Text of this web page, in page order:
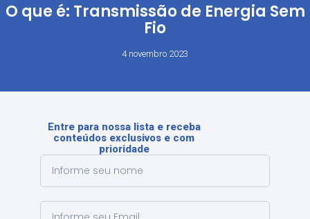
O que é: Transmissão de Energia Sem
Fio
4 novembro 2023
Entre para nossa lista e receba
conteúdos exclusivos e com
prioridade